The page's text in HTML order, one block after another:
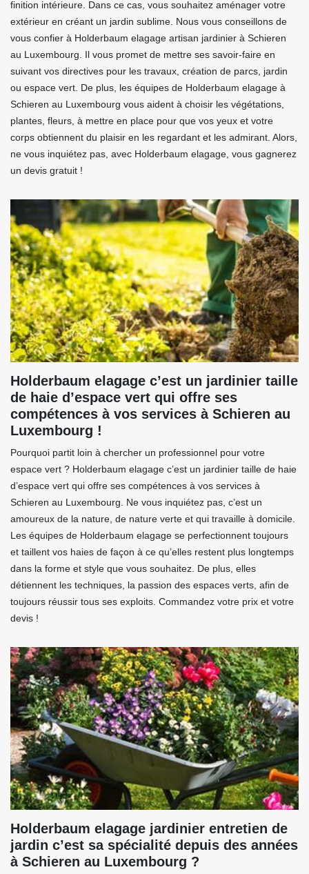
finition intérieure. Dans ce cas, vous souhaitez aménager votre
extérieur en créant un jardin sublime. Nous vous conseillons de
vous confier à Holderbaum elagage artisan jardinier à Schieren
au Luxembourg. Il vous promet de mettre ses savoir-faire en
suivant vos directives pour les travaux, création de parcs, jardin
ou espace vert. De plus, les équipes de Holderbaum elagage à
Schieren au Luxembourg vous aident à choisir les végétations,
plantes, fleurs, à mettre en place pour que vos yeux et votre
corps obtiennent du plaisir en les regardant et les admirant. Alors,
ne vous inquiétez pas, avec Holderbaum elagage, vous gagnerez
un devis gratuit !
Holderbaum elagage c’est un jardinier taille
de haie d’espace vert qui offre ses
compétences à vos services à Schieren au
Luxembourg !
Pourquoi partit loin à chercher un professionnel pour votre
espace vert ? Holderbaum elagage c’est un jardinier taille de haie
d’espace vert qui offre ses compétences à vos services à
Schieren au Luxembourg. Ne vous inquiétez pas, c’est un
amoureux de la nature, de nature verte et qui travaille à domicile.
Les équipes de Holderbaum elagage se perfectionnent toujours
et taillent vos haies de façon à ce qu’elles restent plus longtemps
dans la forme et style que vous souhaitez. De plus, elles
détiennent les techniques, la passion des espaces verts, afin de
toujours réussir tous ses exploits. Commandez votre prix et votre
devis !
Holderbaum elagage jardinier entretien de
jardin c’est sa spécialité depuis des années
à Schieren au Luxembourg ?